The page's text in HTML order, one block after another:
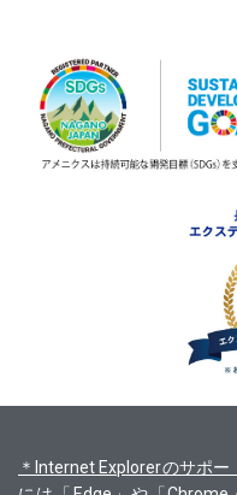
＊Internet Explorerのサポ